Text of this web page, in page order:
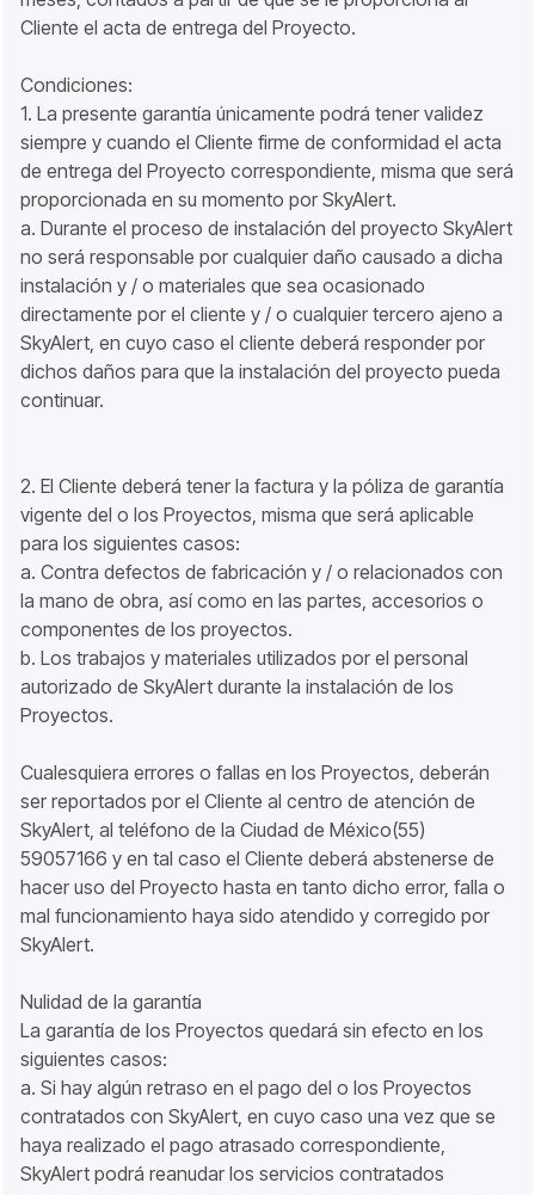
Cliente el acta de entrega del Proyecto.
Condiciones:
1. La presente garantía únicamente podrá tener validez
siempre y cuando el Cliente firme de conformidad el acta
de entrega del Proyecto correspondiente, misma que será
proporcionada en su momento por SkyAlert.
a. Durante el proceso de instalación del proyecto SkyAlert
no será responsable por cualquier daño causado a dicha
instalación y / o materiales que sea ocasionado
directamente por el cliente y / o cualquier tercero ajeno a
SkyAlert, en cuyo caso el cliente deberá responder por
dichos daños para que la instalación del proyecto pueda
continuar.
2. El Cliente deberá tener la factura y la póliza de garantía
vigente del o los Proyectos, misma que será aplicable
para los siguientes casos:
a. Contra defectos de fabricación y / o relacionados con
la mano de obra, así como en las partes, accesorios o
componentes de los proyectos.
b. Los trabajos y materiales utilizados por el personal
autorizado de SkyAlert durante la instalación de los
Proyectos.
Cualesquiera errores o fallas en los Proyectos, deberán
ser reportados por el Cliente al centro de atención de
SkyAlert, al teléfono de la Ciudad de México(55)
59057166 y en tal caso el Cliente deberá abstenerse de
hacer uso del Proyecto hasta en tanto dicho error, falla o
mal funcionamiento haya sido atendido y corregido por
SkyAlert.
Nulidad de la garantía
La garantía de los Proyectos quedará sin efecto en los
siguientes casos:
a. Si hay algún retraso en el pago del o los Proyectos
contratados con SkyAlert, en cuyo caso una vez que se
haya realizado el pago atrasado correspondiente,
SkyAlert podrá reanudar los servicios contratados